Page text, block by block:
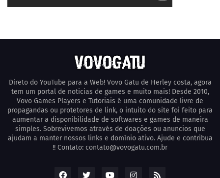
Direto do YouTube para a Web! Vovo Gatu de Herley costa, agora
tem um portal de noticias de games e muito mais! Desde 2010,
Vovo Games Players e Tutoriais é uma comunidade livre de
propagandas ou protetores de link, o intuito do site foi feito para
aumentar a disponibilidade de softwares e games de maneira
simples. Sobrevivemos através de doações ou anuncios que
ajudam a manter nossos links e domínio ativo. Ajude e contribua
!! Contato: contato@vovogatu.com.br